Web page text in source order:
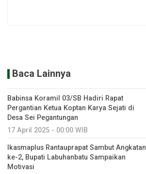
Baca Lainnya
Babinsa Koramil 03/SB Hadiri Rapat
Pergantian Ketua Koptan Karya Sejati di
Desa Sei Pegantungan
17 April 2025 - 00:00 WIB
Ikasmaplus Rantauprapat Sambut Angkatan
ke-2, Bupati Labuhanbatu Sampaikan
Motivasi